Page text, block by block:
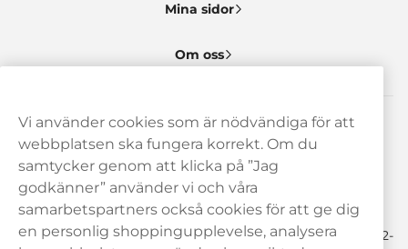
Behöver du hjälp? Kontakta oss gärna!
hej@haypp.com
08 517 910 97
Mån-Tor 8.00-17.00 | Fre 9.00-17.00 | (Lunchstängt må-fre 12-
Mina sidor
Om oss
Vi använder cookies som är nödvändiga för att
webbplatsen ska fungera korrekt. Om du
samtycker genom att klicka på ”Jag
godkänner” använder vi och våra
samarbetspartners också cookies för att ge dig
en personlig shoppingupplevelse, analysera